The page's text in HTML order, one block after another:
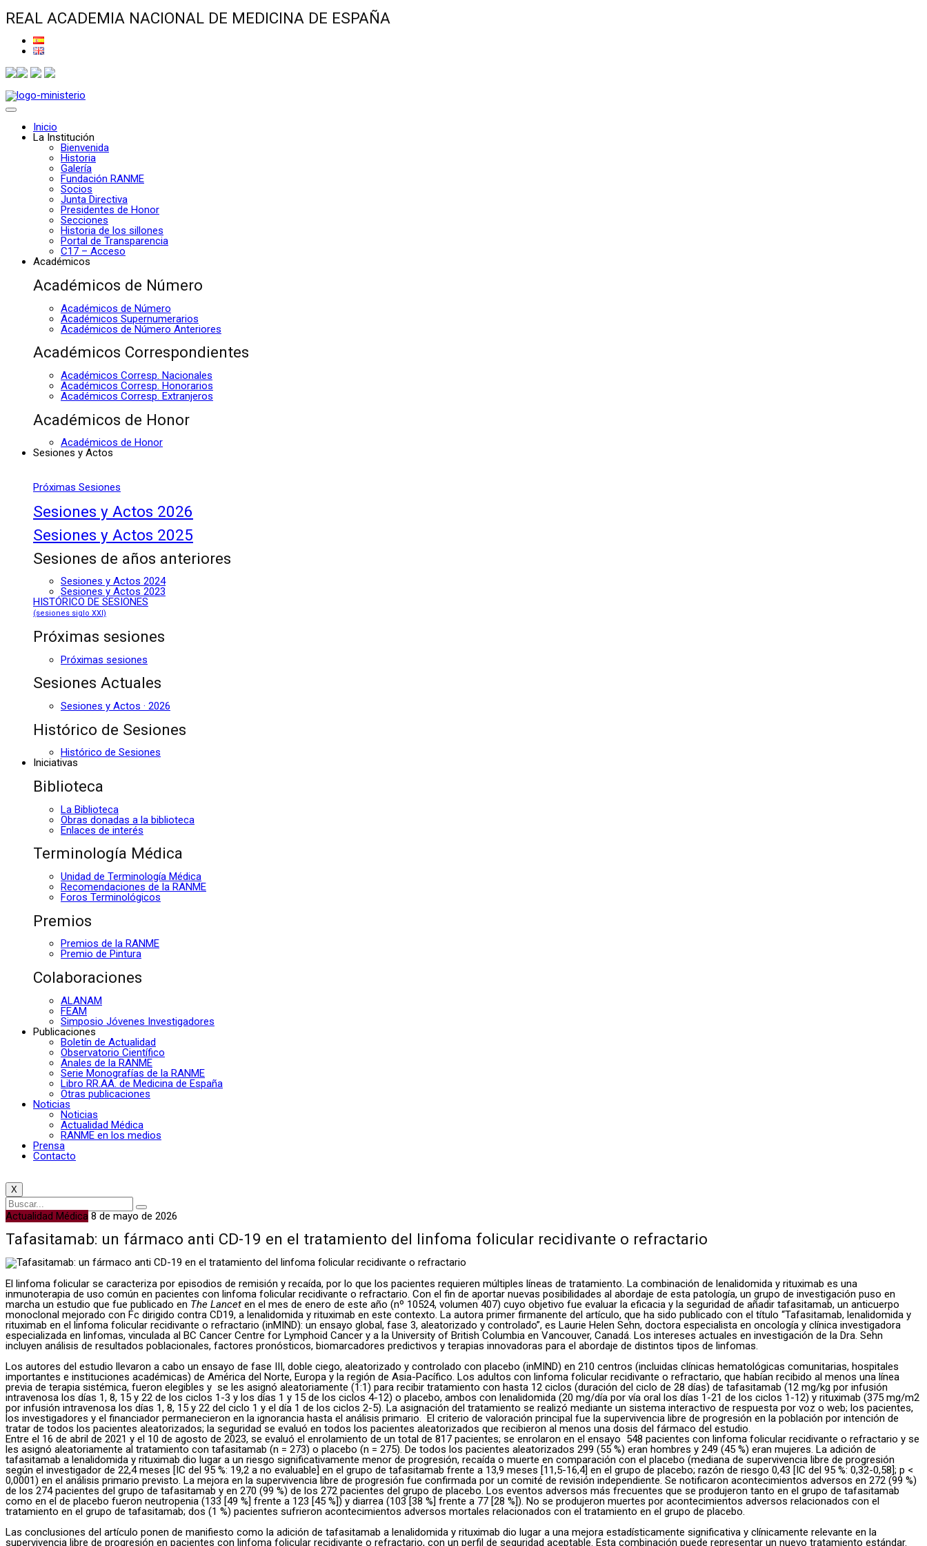
REAL ACADEMIA NACIONAL DE MEDICINA DE ESPAÑA
Inicio
La Institución
Bienvenida
Historia
Galería
Fundación RANME
Socios
Junta Directiva
Presidentes de Honor
Secciones
Historia de los sillones
Portal de Transparencia
C17 – Acceso
Académicos
Académicos de Número
Académicos de Número
Académicos Supernumerarios
Académicos de Número Anteriores
Académicos Correspondientes
Académicos Corresp. Nacionales
Académicos Corresp. Honorarios
Académicos Corresp. Extranjeros
Académicos de Honor
Académicos de Honor
Sesiones y Actos
Próximas Sesiones
Sesiones y Actos 2026
Sesiones y Actos 2025
Sesiones de años anteriores
Sesiones y Actos 2024
Sesiones y Actos 2023
HISTÓRICO DE SESIONES
(sesiones siglo XXI)
Próximas sesiones
Próximas sesiones
Sesiones Actuales
Sesiones y Actos · 2026
Histórico de Sesiones
Histórico de Sesiones
Iniciativas
Biblioteca
La Biblioteca
Obras donadas a la biblioteca
Enlaces de interés
Terminología Médica
Unidad de Terminología Médica
Recomendaciones de la RANME
Foros Terminológicos
Premios
Premios de la RANME
Premio de Pintura
Colaboraciones
ALANAM
FEAM
Simposio Jóvenes Investigadores
Publicaciones
Boletín de Actualidad
Observatorio Científico
Anales de la RANME
Serie Monografías de la RANME
Libro RR.AA. de Medicina de España
Otras publicaciones
Noticias
Noticias
Actualidad Médica
RANME en los medios
Prensa
Contacto
X
Actualidad Médica 8 de mayo de 2026
Tafasitamab: un fármaco anti CD-19 en el tratamiento del linfoma folicular recidivante o refractario
El linfoma folicular se caracteriza por episodios de remisión y recaída, por lo que los pacientes requieren múltiples líneas de tratamiento. La combinación de lenalidomida y rituximab es una
inmunoterapia de uso común en pacientes con linfoma folicular recidivante o refractario. Con el fin de aportar nuevas posibilidades al abordaje de esta patología, un grupo de investigación puso en
marcha un estudio que fue publicado en The Lancet en el mes de enero de este año (nº 10524, volumen 407) cuyo objetivo fue evaluar la eficacia y la seguridad de añadir tafasitamab, un anticuerpo
monoclonal mejorado con Fc dirigido contra CD19, a lenalidomida y rituximab en este contexto. La autora primer firmanente del artículo, que ha sido publicado con el título “Tafasitamab, lenalidomida y
rituximab en el linfoma folicular recidivante o refractario (inMIND): un ensayo global, fase 3, aleatorizado y controlado”, es Laurie Helen Sehn, doctora especialista en oncología y clínica investigadora
especializada en linfomas, vinculada al BC Cancer Centre for Lymphoid Cancer y a la University of British Columbia en Vancouver, Canadá. Los intereses actuales en investigación de la Dra. Sehn
incluyen análisis de resultados poblacionales, factores pronósticos, biomarcadores predictivos y terapias innovadoras para el abordaje de distintos tipos de linfomas.
Los autores del estudio llevaron a cabo un ensayo de fase III, doble ciego, aleatorizado y controlado con placebo (inMIND) en 210 centros (incluidas clínicas hematológicas comunitarias, hospitales
importantes e instituciones académicas) de América del Norte, Europa y la región de Asia-Pacífico. Los adultos con linfoma folicular recidivante o refractario, que habían recibido al menos una línea
previa de terapia sistémica, fueron elegibles y se les asignó aleatoriamente (1:1) para recibir tratamiento con hasta 12 ciclos (duración del ciclo de 28 días) de tafasitamab (12 mg/kg por infusión
intravenosa los días 1, 8, 15 y 22 de los ciclos 1-3 y los días 1 y 15 de los ciclos 4-12) o placebo, ambos con lenalidomida (20 mg/día por vía oral los días 1-21 de los ciclos 1-12) y rituximab (375 mg/m2
por infusión intravenosa los días 1, 8, 15 y 22 del ciclo 1 y el día 1 de los ciclos 2-5). La asignación del tratamiento se realizó mediante un sistema interactivo de respuesta por voz o web; los pacientes,
los investigadores y el financiador permanecieron en la ignorancia hasta el análisis primario. El criterio de valoración principal fue la supervivencia libre de progresión en la población por intención de
tratar de todos los pacientes aleatorizados; la seguridad se evaluó en todos los pacientes aleatorizados que recibieron al menos una dosis del fármaco del estudio.
Entre el 16 de abril de 2021 y el 10 de agosto de 2023, se evaluó el enrolamiento de un total de 817 pacientes; se enrolaron en el ensayo 548 pacientes con linfoma folicular recidivante o refractario y se
les asignó aleatoriamente al tratamiento con tafasitamab (n = 273) o placebo (n = 275). De todos los pacientes aleatorizados 299 (55 %) eran hombres y 249 (45 %) eran mujeres. La adición de
tafasitamab a lenalidomida y rituximab dio lugar a un riesgo significativamente menor de progresión, recaída o muerte en comparación con el placebo (mediana de supervivencia libre de progresión
según el investigador de 22,4 meses [IC del 95 %: 19,2 a no evaluable] en el grupo de tafasitamab frente a 13,9 meses [11,5-16,4] en el grupo de placebo; razón de riesgo 0,43 [IC del 95 %: 0,32-0,58]; p <
0,0001) en el análisis primario previsto. La mejora en la supervivencia libre de progresión fue confirmada por un comité de revisión independiente. Se notificaron acontecimientos adversos en 272 (99 %)
de los 274 pacientes del grupo de tafasitamab y en 270 (99 %) de los 272 pacientes del grupo de placebo. Los eventos adversos más frecuentes que se produjeron tanto en el grupo de tafasitamab
como en el de placebo fueron neutropenia (133 [49 %] frente a 123 [45 %]) y diarrea (103 [38 %] frente a 77 [28 %]). No se produjeron muertes por acontecimientos adversos relacionados con el
tratamiento en el grupo de tafasitamab; dos (1 %) pacientes sufrieron acontecimientos adversos mortales relacionados con el tratamiento en el grupo de placebo.
Las conclusiones del artículo ponen de manifiesto como la adición de tafasitamab a lenalidomida y rituximab dio lugar a una mejora estadísticamente significativa y clínicamente relevante en la
supervivencia libre de progresión en pacientes con linfoma folicular recidivante o refractario, con un perfil de seguridad aceptable. Esta combinación puede representar un nuevo tratamiento estándar.